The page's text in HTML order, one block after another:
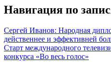
Навигация по
Сергей Иванов: Народная
действеннее и эффективней
Старт международного
конкурса «Во весь голос»